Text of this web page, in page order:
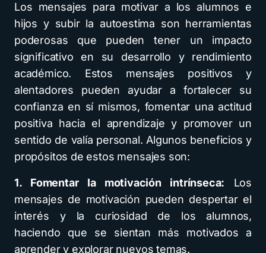
Los mensajes para motivar a los alumnos e
hijos y subir la autoestima son herramientas
poderosas que pueden tener un impacto
significativo en su desarrollo y rendimiento
académico. Estos mensajes positivos y
alentadores pueden ayudar a fortalecer su
confianza en sí mismos, fomentar una actitud
positiva hacia el aprendizaje y promover un
sentido de valía personal. Algunos beneficios y
propósitos de estos mensajes son:
1. Fomentar la motivación intrínseca: Los
mensajes de motivación pueden despertar el
interés y la curiosidad de los alumnos,
haciendo que se sientan más motivados a
aprender y explorar nuevos temas.